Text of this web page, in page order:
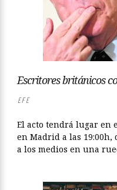
Escritores británicos
EFE
El acto tendrá lugar en
en Madrid a las
a los medios en una